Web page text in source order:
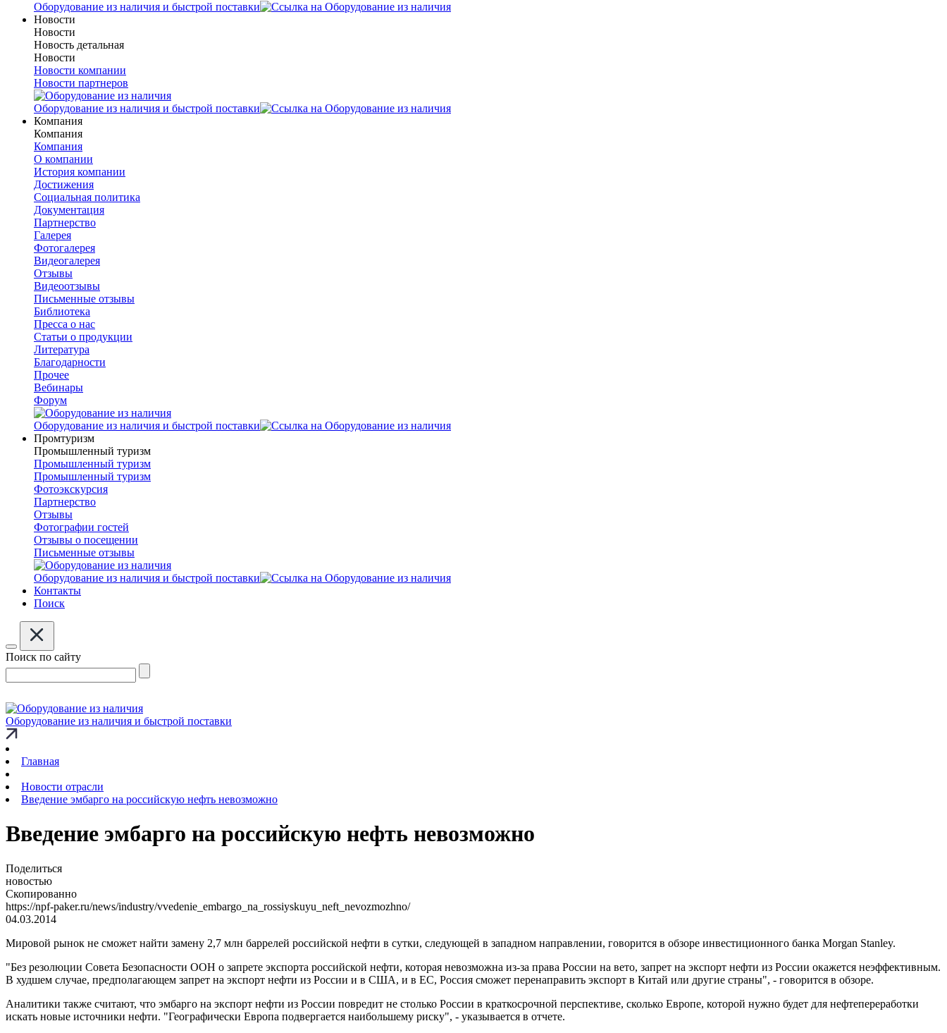
Оборудование из наличия и быстрой поставки
Новости
Новости
Новость детальная
Новости
Новости компании
Новости партнеров
Оборудование из наличия и быстрой поставки
Компания
Компания
Компания
О компании
История компании
Достижения
Социальная политика
Документация
Партнерство
Галерея
Фотогалерея
Видеогалерея
Отзывы
Видеоотзывы
Письменные отзывы
Библиотека
Пресса о нас
Статьи о продукции
Литература
Благодарности
Прочее
Вебинары
Форум
Оборудование из наличия и быстрой поставки
Промтуризм
Промышленный туризм
Промышленный туризм
Промышленный туризм
Фотоэкскурсия
Партнерство
Отзывы
Фотографии гостей
Отзывы о посещении
Письменные отзывы
Оборудование из наличия и быстрой поставки
Контакты
Поиск
Поиск по сайту
Оборудование из наличия и быстрой поставки
Главная
Новости отрасли
Введение эмбарго на российскую нефть невозможно
Введение эмбарго на российскую нефть невозможно
Поделиться
новостью
Скопированно
https://npf-paker.ru/news/industry/vvedenie_embargo_na_rossiyskuyu_neft_nevozmozhno/
04.03.2014
Мировой рынок не сможет найти замену 2,7 млн баррелей российской нефти в сутки, следующей в западном направлении, говорится в обзоре инвестиционного банка Morgan Stanley.
"Без резолюции Совета Безопасности ООН о запрете экспорта российской нефти, которая невозможна из-за права России на вето, запрет на экспорт нефти из России окажется неэффективным.
В худшем случае, предполагающем запрет на экспорт нефти из России и в США, и в ЕС, Россия сможет перенаправить экспорт в Китай или другие страны", - говорится в обзоре.
Аналитики также считают, что эмбарго на экспорт нефти из России повредит не столько России в краткосрочной перспективе, сколько Европе, которой нужно будет для нефтепереработки
искать новые источники нефти. "Географически Европа подвергается наибольшему риску", - указывается в отчете.